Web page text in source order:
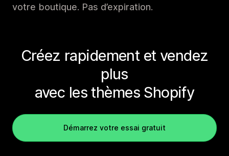
votre boutique. Pas d’expiration.
Créez rapidement et vendez
plus
avec les thèmes Shopify
Démarrez votre essai gratuit